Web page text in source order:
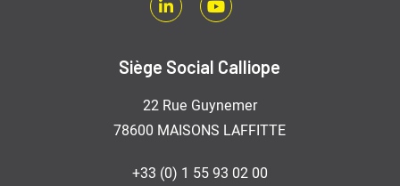
LinkedInYoutube
Siège Social Calliope
22 Rue Guynemer
78600 MAISONS LAFFITTE
+33 (0) 1 55 93 02 00